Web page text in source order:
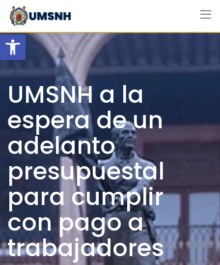
Open toolbar
Skip
content
UMSNH a la
espera de un
adelanto
presupuestal
para cumplir
con pago a
trabajadores